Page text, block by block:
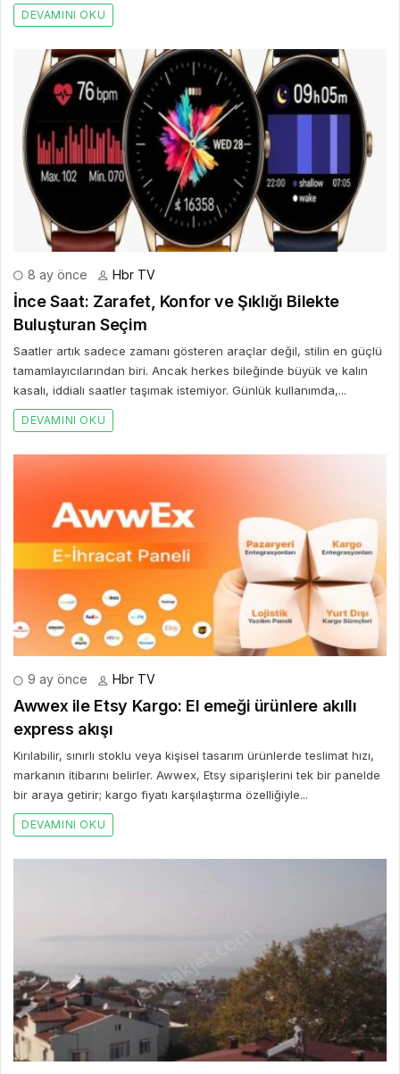
DEVAMINI OKU
8 ay önce Hbr TV
İnce Saat: Zarafet, Konfor ve Şıklığı Bilekte
Buluşturan Seçim
Saatler artık sadece zamanı gösteren araçlar değil, stilin en güçlü
tamamlayıcılarından biri. Ancak herkes bileğinde büyük ve kalın
kasalı, iddialı saatler taşımak istemiyor. Günlük kullanımda,...
DEVAMINI OKU
9 ay önce Hbr TV
Awwex ile Etsy Kargo: El emeği ürünlere akıllı
express akışı
Kırılabilir, sınırlı stoklu veya kişisel tasarım ürünlerde teslimat hızı,
markanın itibarını belirler. Awwex, Etsy siparişlerini tek bir panelde
bir araya getirir; kargo fiyatı karşılaştırma özelliğiyle...
DEVAMINI OKU